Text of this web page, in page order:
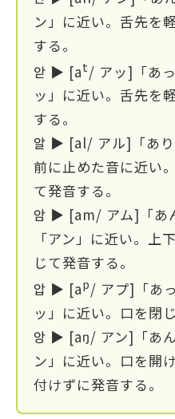
ン」に近い。舌先を
する。
앋 ▶ [at/ アッ]「あ
ッ」に近い。舌先を
する。
알 ▶ [al/ アル]「あり
前に止めた音に近い
て発音する。
암 ▶ [am/ アム]「あ
「アン」に近い。上
じて発音する。
압 ▶ [ap/ アプ]「あ
ッ」に近い。口を閉
앙 ▶ [aŋ/ アン]「あ
ン」に近い。口を開
付けずに発音する。